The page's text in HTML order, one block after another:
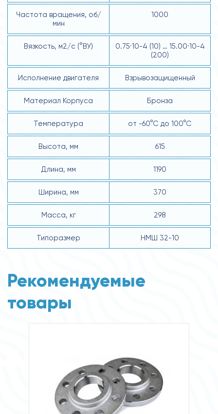
Частота вращения, об/
мин
1000
Вязкость, м2/с (°ВУ)
0.75·10-4 (10) … 15.00·10-4
(200)
Исполнение двигателя Взрывозащищенный
Материал Корпуса Бронза
Температура от -60°С до 100°С
Высота, мм 615
Длина, мм 1190
Ширина, мм 370
Масса, кг 298
Типоразмер НМШ 32-10
Рекомендуемые
товары